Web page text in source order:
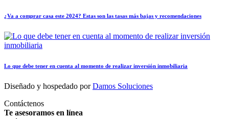
¿Va a comprar casa este 2024? Estas son las tasas más bajas y recomendaciones
Lo que debe tener en cuenta al momento de realizar inversión inmobiliaria
Diseñado y hospedado porDamos Soluciones
Contáctenos
Te asesoramos en línea